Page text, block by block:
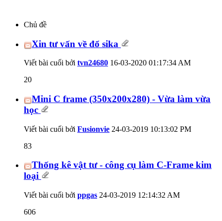
Chủ đề
Xin tư vấn về đổ sika
Viết bài cuối bởi tvn24680 16-03-2020 01:17:34 AM
20
Mini C frame (350x200x280) - Vừa làm vừa
học
Viết bài cuối bởi Fusionvie 24-03-2019 10:13:02 PM
83
Thống kê vật tư - công cụ làm C-Frame kim
loại
Viết bài cuối bởi ppgas 24-03-2019 12:14:32 AM
606